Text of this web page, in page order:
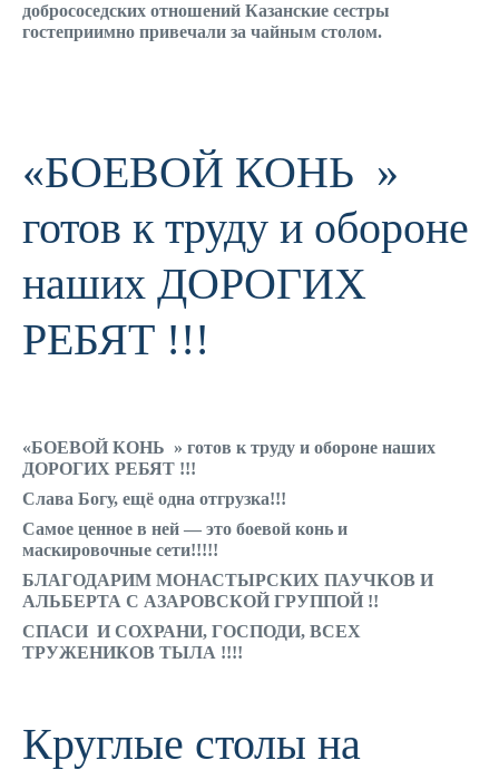
добрососедских отношений Казанские сестры
гостеприимно привечали за чайным столом.
«БОЕВОЙ КОНЬ »
готов к труду и обороне
наших ДОРОГИХ
РЕБЯТ !!!
«БОЕВОЙ КОНЬ » готов к труду и обороне наших
ДОРОГИХ РЕБЯТ !!!
Слава Богу, ещё одна отгрузка!!!
Самое ценное в ней — это боевой конь и
маскировочные сети!!!!!
БЛАГОДАРИМ МОНАСТЫРСКИХ ПАУЧКОВ И
АЛЬБЕРТА С АЗАРОВСКОЙ ГРУППОЙ !!
СПАСИ И СОХРАНИ, ГОСПОДИ, ВСЕХ
ТРУЖЕНИКОВ ТЫЛА !!!!
Круглые столы на